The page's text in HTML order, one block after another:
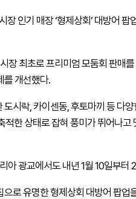
인기 매장 ‘형제상회’ 대방어
장 최초로 프리미엄 모둠회 판
를 개선했다.
시락, 카이센동, 후토마끼 등 다
한 상태로 잡혀 풍미가 뛰어나
광교에서도 내년 1월 10일부터
로 유명한 형제상회 대방어 팝